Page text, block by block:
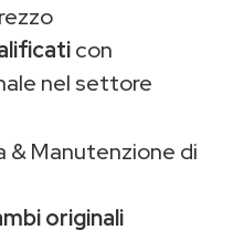
con
nel settore
& Manutenzione di
originali